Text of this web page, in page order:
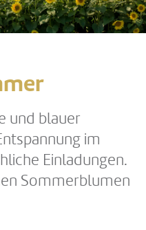
und blauer
im
Einladungen.
Sommerblumen